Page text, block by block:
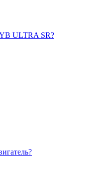
ULTRA SR?